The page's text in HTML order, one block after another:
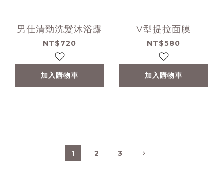
男仕清勁洗髮沐浴露
NT$720
加入購物車
V型提拉面膜
NT$580
加入購物車
1 2 3